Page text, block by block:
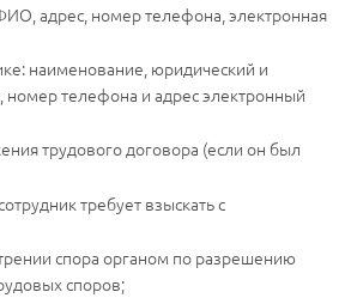
адрес, номер телефона, электронная
наименование, юридический и
номер телефона и адрес электронный
трудового договора (если он был
требует взыскать с
спора органом по разрешению
споров;